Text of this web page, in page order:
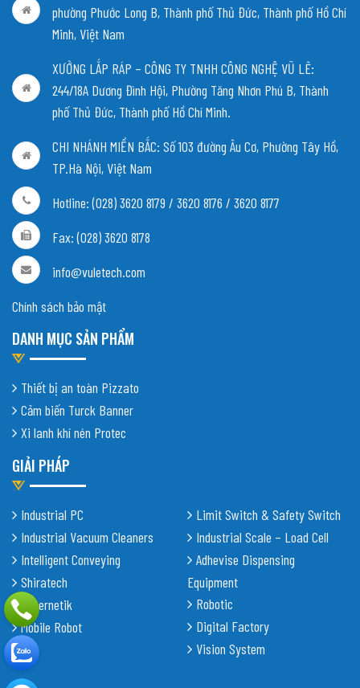
phường Phước Long B, Thành phố Thủ Đức, Thành phố Hồ Chí
Minh, Việt Nam
XƯỞNG LẮP RÁP – CÔNG TY TNHH CÔNG NGHỆ VŨ LÊ:
244/18A Dương Đình Hội, Phường Tăng Nhơn Phú B, Thành
phố Thủ Đức, Thành phố Hồ Chí Minh.
CHI NHÁNH MIỀN BẮC: Số 103 đường Âu Cơ, Phường Tây Hồ,
TP.Hà Nội, Việt Nam
Hotline: (028) 3620 8179 / 3620 8176 / 3620 8177
Fax: (028) 3620 8178
info@vuletech.com
Chính sách bảo mật
DANH MỤC SẢN PHẨM
Thiết bị an toàn Pizzato
Cảm biến Turck Banner
Xi lanh khí nén Protec
GIẢI PHÁP
Industrial PC
Industrial Vacuum Cleaners
Intelligent Conveying
Shiratech
Cybernetik
Mobile Robot
Limit Switch & Safety Switch
Industrial Scale – Load Cell
Adhevise Dispensing
Equipment
Robotic
Digital Factory
Vision System